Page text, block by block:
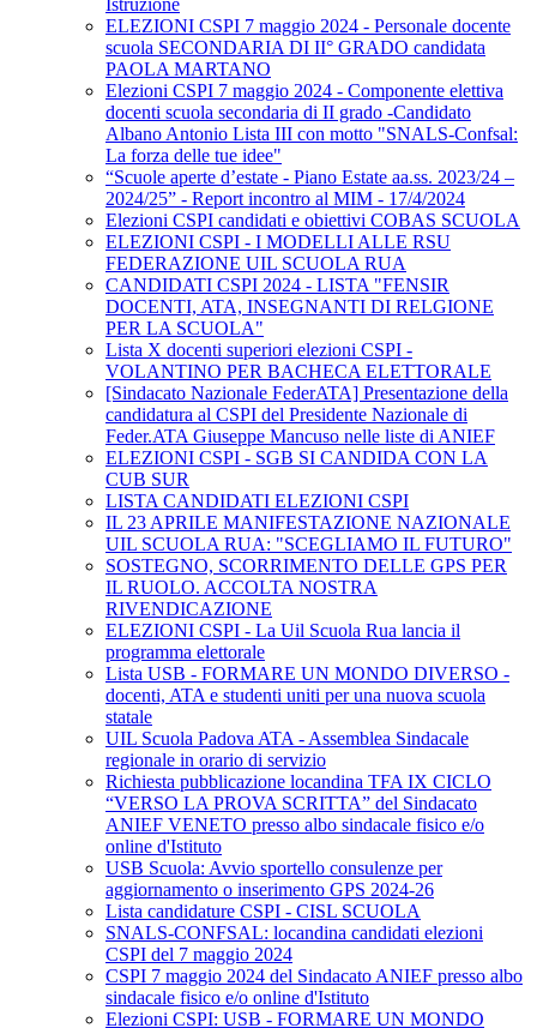
Istruzione
ELEZIONI CSPI 7 maggio 2024 - Personale docente
scuola SECONDARIA DI II° GRADO candidata
PAOLA MARTANO
Elezioni CSPI 7 maggio 2024 - Componente elettiva
docenti scuola secondaria di II grado -Candidato
Albano Antonio Lista III con motto "SNALS-Confsal:
La forza delle tue idee"
“Scuole aperte d’estate - Piano Estate aa.ss. 2023/24 –
2024/25” - Report incontro al MIM - 17/4/2024
Elezioni CSPI candidati e obiettivi COBAS SCUOLA
ELEZIONI CSPI - I MODELLI ALLE RSU
FEDERAZIONE UIL SCUOLA RUA
CANDIDATI CSPI 2024 - LISTA "FENSIR
DOCENTI, ATA, INSEGNANTI DI RELGIONE
PER LA SCUOLA"
Lista X docenti superiori elezioni CSPI -
VOLANTINO PER BACHECA ELETTORALE
[Sindacato Nazionale FederATA] Presentazione della
candidatura al CSPI del Presidente Nazionale di
Feder.ATA Giuseppe Mancuso nelle liste di ANIEF
ELEZIONI CSPI - SGB SI CANDIDA CON LA
CUB SUR
LISTA CANDIDATI ELEZIONI CSPI
IL 23 APRILE MANIFESTAZIONE NAZIONALE
UIL SCUOLA RUA: "SCEGLIAMO IL FUTURO"
SOSTEGNO, SCORRIMENTO DELLE GPS PER
IL RUOLO. ACCOLTA NOSTRA
RIVENDICAZIONE
ELEZIONI CSPI - La Uil Scuola Rua lancia il
programma elettorale
Lista USB - FORMARE UN MONDO DIVERSO -
docenti, ATA e studenti uniti per una nuova scuola
statale
UIL Scuola Padova ATA - Assemblea Sindacale
regionale in orario di servizio
Richiesta pubblicazione locandina TFA IX CICLO
“VERSO LA PROVA SCRITTA” del Sindacato
ANIEF VENETO presso albo sindacale fisico e/o
online d'Istituto
USB Scuola: Avvio sportello consulenze per
aggiornamento o inserimento GPS 2024-26
Lista candidature CSPI - CISL SCUOLA
SNALS-CONFSAL: locandina candidati elezioni
CSPI del 7 maggio 2024
CSPI 7 maggio 2024 del Sindacato ANIEF presso albo
sindacale fisico e/o online d'Istituto
Elezioni CSPI: USB - FORMARE UN MONDO